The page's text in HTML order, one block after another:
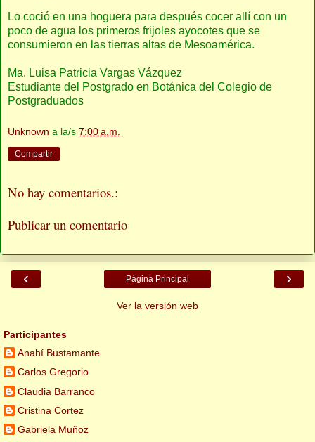
Lo coció en una hoguera para después cocer allí con un
poco de agua los primeros frijoles ayocotes que se
consumieron en las tierras altas de Mesoamérica.
Ma. Luisa Patricia Vargas Vázquez
Estudiante del Postgrado en Botánica del Colegio de
Postgraduados
Unknown a la/s 7:00 a.m.
Compartir
No hay comentarios.:
Publicar un comentario
‹ ›
Página Principal
Ver la versión web
Participantes
Anahí Bustamante
Carlos Gregorio
Claudia Barranco
Cristina Cortez
Gabriela Muñoz